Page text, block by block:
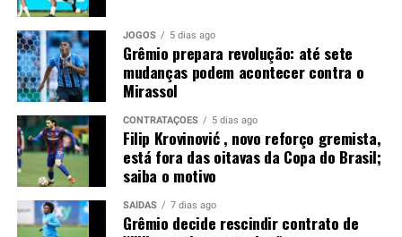
JOGOS 5 dias ago
Grêmio prepara revolução: até sete
mudanças podem acontecer contra o
Mirassol
CONTRATAÇÕES 5 dias ago
Filip Krovinović , novo reforço gremista,
está fora das oitavas da Copa do Brasil;
saiba o motivo
SAÍDAS 7 dias ago
Grêmio decide rescindir contrato de